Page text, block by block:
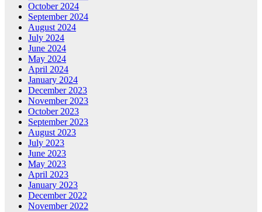
October 2024
September 2024
August 2024
July 2024
June 2024
May 2024
April 2024
January 2024
December 2023
November 2023
October 2023
September 2023
August 2023
July 2023
June 2023
May 2023
April 2023
January 2023
December 2022
November 2022